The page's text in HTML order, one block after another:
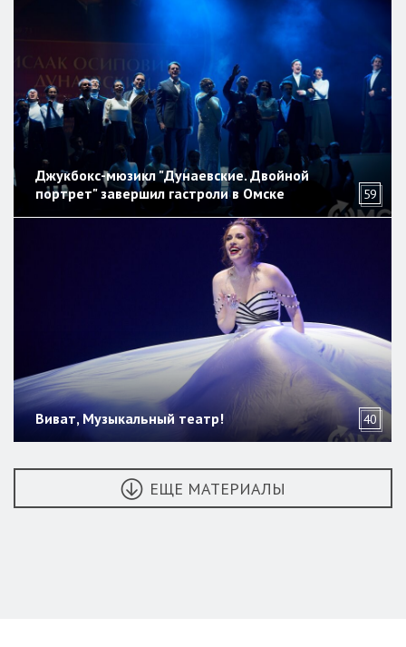
Джукбокс-мюзикл "Дунаевские. Двойной
портрет" завершил гастроли в Омске
59
Виват, Музыкальный театр! 40
ЕЩЕ МАТЕРИАЛЫ